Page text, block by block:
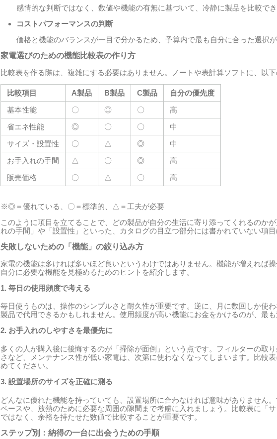
感情的な判断ではなく、数値や機能の有無に基づいて、冷静に製品を比較でき
コストパフォーマンスの判断
価格と機能のバランスが一目で分かるため、予算内で最も自分に合った選択が
家電選びのための機能比較表の作り方
比較表を作る際は、複雑にする必要はありません。ノートや表計算ソフトに、以
比較項目 A製品 B製品 C製品
自分の優先度
基本性能
〇 ◎ 〇
高
省エネ性能
◎ 〇 〇
中
サイズ・設置性
〇 △ ◎
中
お手入れの手間
△ 〇 ◎
高
販売価格
〇 △ 〇 高
※◎＝優れている、〇＝標準的、△＝工夫が必要
このように項目を立てることで、どの製品が自分の生活に寄り添ってくれるのか
れの手間」や「設置性」といった、カタログの目立つ部分には書かれていない項
失敗しないための「機能」の絞り込み方
家電の機能は多ければ多いほど良いというわけではありません。機能が増えれば
自分に必要な機能を見極めるためのヒントを紹介します。
1. 毎日の使用頻度で考える
毎日使うものは、操作のシンプルさと耐久性が重要です。逆に、月に数回しか使
製品で代用できるかもしれません。使用頻度が高い機能にお金をかけるのが、最も
2. お手入れのしやすさを最優先に
多くの人が購入後に後悔するのが「掃除が面倒」という点です。フィルターの取
さなど、メンテナンス性が低い家電は、次第に使わなくなってしまいます。比較
めてください。
3. 設置場所のサイズを正確に測る
どんなに優れた機能を持っていても、設置場所に合わなければ意味がありません
ペースや、放熱のために必要な周囲の隙間まで考慮に入れましょう。比較表に「
ではなく、余裕を持たせた数値で比較することが重要です。
ステップ別：納得の一台に出会うための手順